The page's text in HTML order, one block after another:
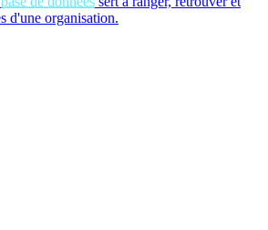
d'une organisation.